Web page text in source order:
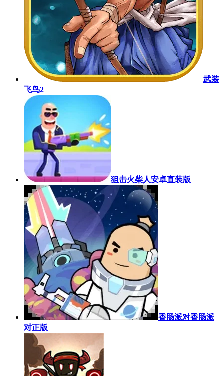
武装
飞鸟2
狙击火柴人安卓直装版
香肠派对香肠派
对正版